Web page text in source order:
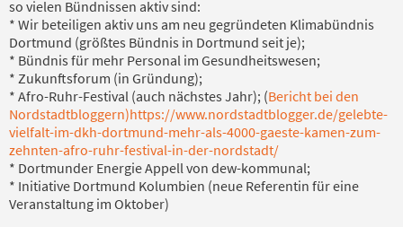
so vielen Bündnissen aktiv sind:
* Wir beteiligen aktiv uns am neu gegründeten Klimabündnis
Dortmund (größtes Bündnis in Dortmund seit je);
* Bündnis für mehr Personal im Gesundheitswesen;
* Zukunftsforum (in Gründung);
* Afro-Ruhr-Festival (auch nächstes Jahr); (Bericht bei den
Nordstadtbloggern)https://www.nordstadtblogger.de/gelebte-
vielfalt-im-dkh-dortmund-mehr-als-4000-gaeste-kamen-zum-
zehnten-afro-ruhr-festival-in-der-nordstadt/
* Dortmunder Energie Appell von dew-kommunal;
* Initiative Dortmund Kolumbien (neue Referentin für eine
Veranstaltung im Oktober)